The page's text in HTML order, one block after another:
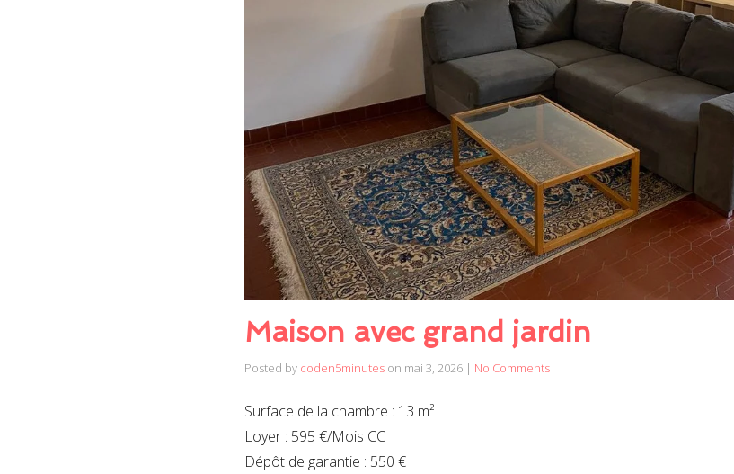
Maison avec grand jardin
Posted by coden5minutes on mai 3, 2026 | No Comments
Surface de la chambre : 13 m²
Loyer : 595 €/Mois CC
Dépôt de garantie : 550 €